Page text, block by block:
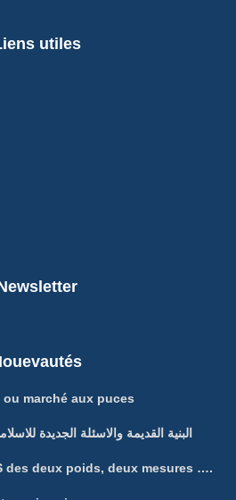
utiles
marché aux puces
البنية القديمة والاسئلة الجديدة
deux poids, deux mesures ….